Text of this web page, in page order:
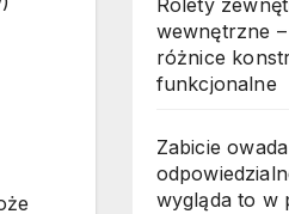
Rolety
wewnętrzne
różnice
funkcjonalne
Zabicie
wygląda to w